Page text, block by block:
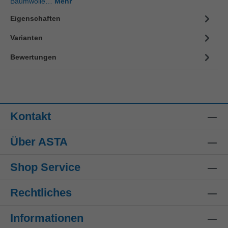
Eigenschaften
Varianten
Bewertungen
Kontakt
Über ASTA
Shop Service
Rechtliches
Informationen